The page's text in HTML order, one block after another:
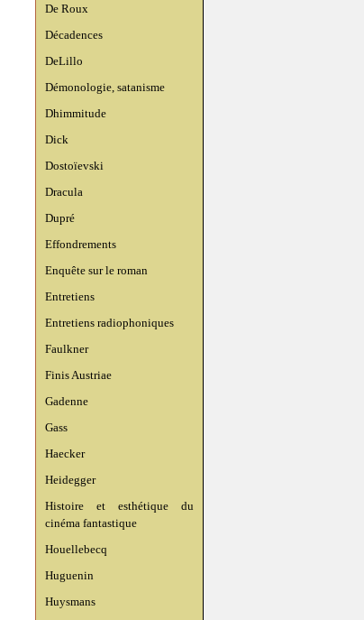
De Roux
Décadences
DeLillo
Démonologie, satanisme
Dhimmitude
Dick
Dostoïevski
Dracula
Dupré
Effondrements
Enquête sur le roman
Entretiens
Entretiens radiophoniques
Faulkner
Finis Austriae
Gadenne
Gass
Haecker
Heidegger
Histoire et esthétique du
cinéma fantastique
Houellebecq
Huguenin
Huysmans